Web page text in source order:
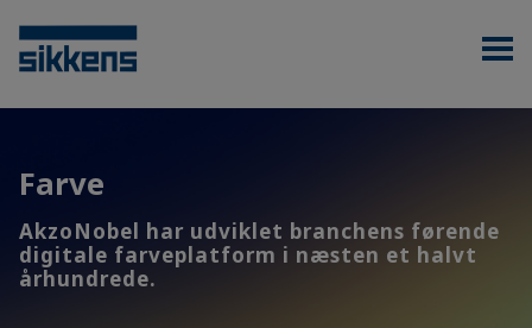
Farve
AkzoNobel har udviklet branchens førende
digitale farveplatform i næsten et halvt
århundrede.